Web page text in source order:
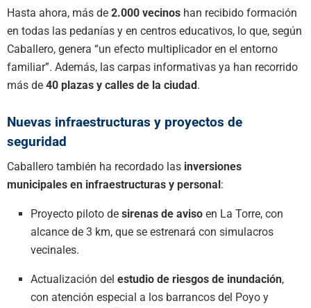
Hasta ahora, más de 2.000 vecinos han recibido formación
en todas las pedanías y en centros educativos, lo que, según
Caballero, genera “un efecto multiplicador en el entorno
familiar”. Además, las carpas informativas ya han recorrido
más de 40 plazas y calles de la ciudad.
Nuevas infraestructuras y proyectos de
seguridad
Caballero también ha recordado las inversiones
municipales en infraestructuras y personal :
Proyecto piloto desirenas de aviso en La Torre, con
alcance de 3 km, que se estrenará con simulacros
vecinales.
Actualización delestudio de riesgos de inundación,
con atención especial a los barrancos del Poyo y